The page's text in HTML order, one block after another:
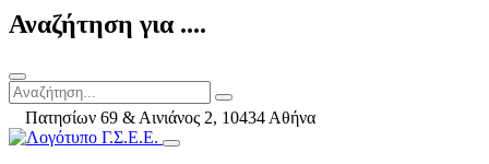
Αναζήτηση για ....
Πατησίων 69 & Αινιάνος 2, 10434 Αθήνα